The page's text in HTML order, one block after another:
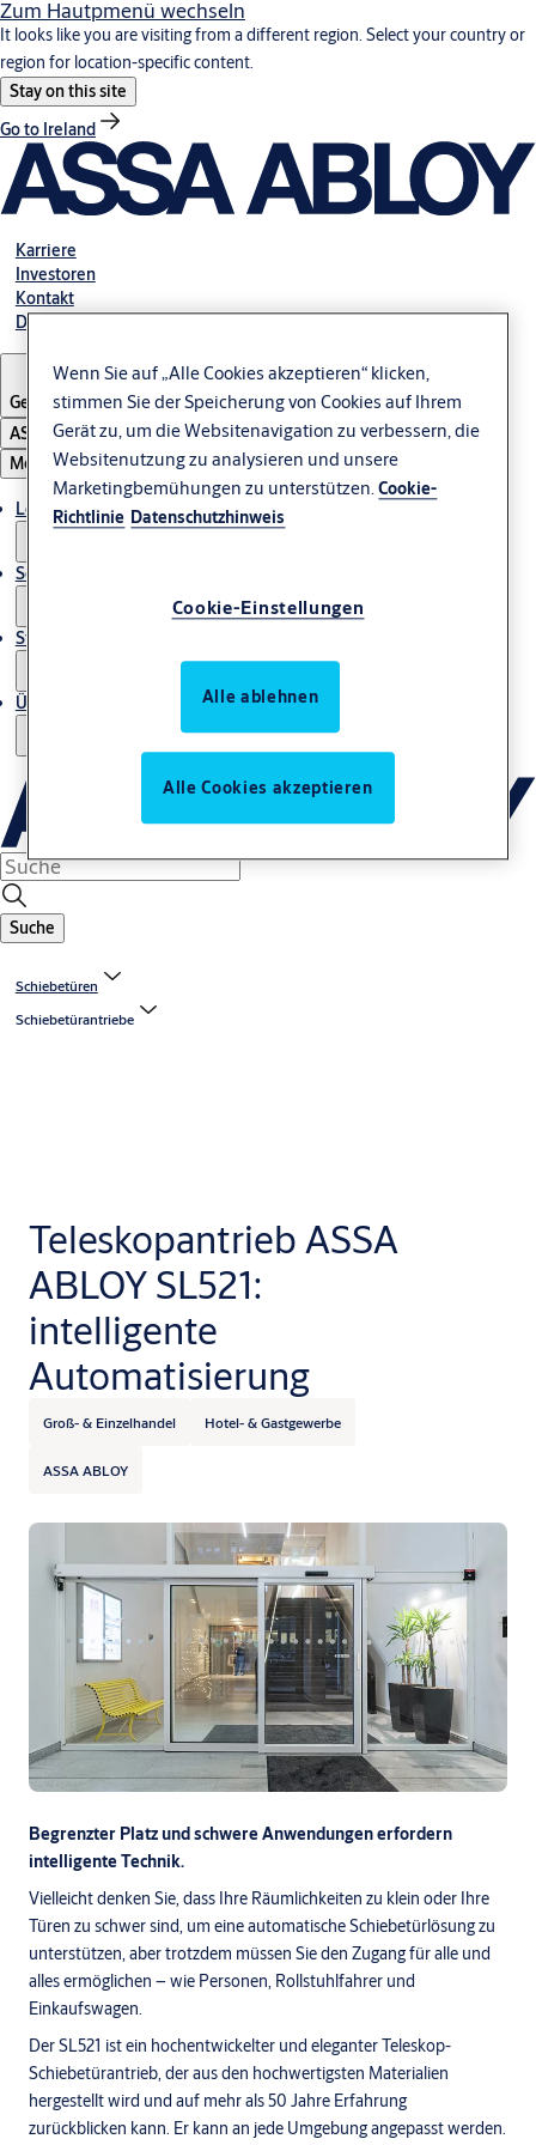
Zum Hautpmenü wechseln
It looks like you are visiting from a different region. Select your country or
region for location-specific content.
Stay on this site
Go to Ireland
Karriere
Investoren
Kontakt
Dokumente
Germany
ASSA ABLOY Group
Menü
Lösungen und Produkte
Service
Stories
Über uns
Suche
Schiebetüren
Schiebetürantriebe
Teleskopantrieb ASSA
ABLOY SL521:
intelligente
Automatisierung
Groß- & Einzelhandel Hotel- & Gastgewerbe
ASSA ABLOY
Begrenzter Platz und schwere Anwendungen erfordern
intelligente Technik.
Vielleicht denken Sie, dass Ihre Räumlichkeiten zu klein oder Ihre
Türen zu schwer sind, um eine automatische Schiebetürlösung zu
unterstützen, aber trotzdem müssen Sie den Zugang für alle und
alles ermöglichen – wie Personen, Rollstuhlfahrer und
Einkaufswagen.
Der SL521 ist ein hochentwickelter und eleganter Teleskop-
Schiebetürantrieb, der aus den hochwertigsten Materialien
hergestellt wird und auf mehr als 50 Jahre Erfahrung
zurückblicken kann. Er kann an jede Umgebung angepasst werden.
Wenn Sie auf „Alle Cookies akzeptieren“ klicken,
stimmen Sie der Speicherung von Cookies auf Ihrem
Gerät zu, um die Websitenavigation zu verbessern, die
Websitenutzung zu analysieren und unsere
Marketingbemühungen zu unterstützen.Cookie-
Richtlinie Datenschutzhinweis
Cookie-Einstellungen
Alle ablehnen
Alle Cookies akzeptieren